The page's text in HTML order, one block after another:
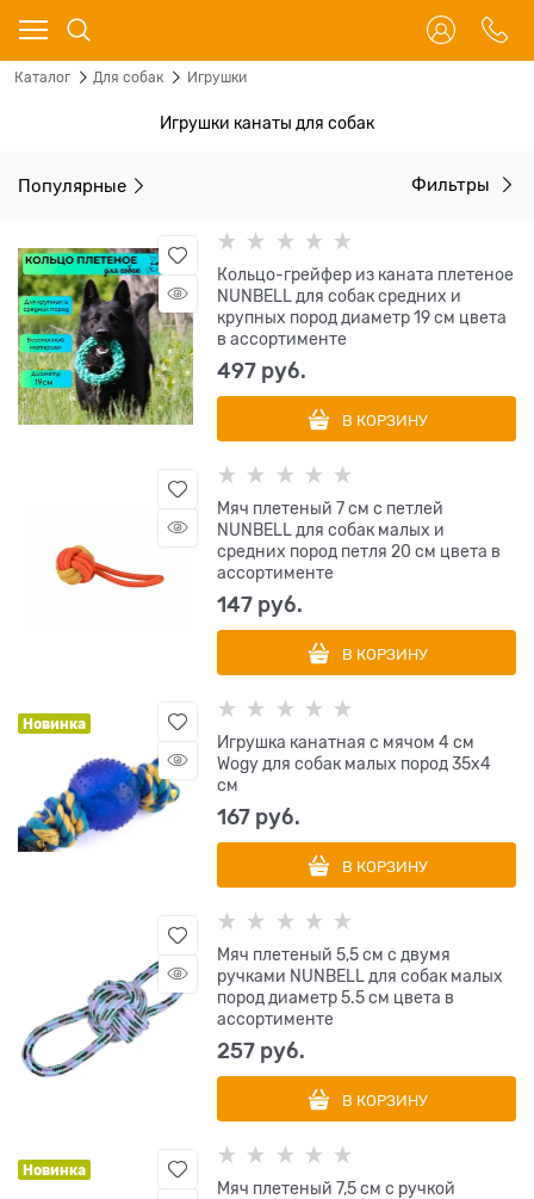
Каталог Для собак Игрушки
Игрушки канаты для собак
Популярные Фильтры
Кольцо-грейфер из каната плетеное
NUNBELL для собак средних и
крупных пород диаметр 19 см цвета
в ассортименте
497 руб.
В КОРЗИНУ
Мяч плетеный 7 см с петлей
NUNBELL для собак малых и
средних пород петля 20 см цвета в
ассортименте
147 руб.
В КОРЗИНУ
Новинка
Игрушка канатная с мячом 4 см
Wogy для собак малых пород 35х4
см
167 руб.
В КОРЗИНУ
Мяч плетеный 5,5 см с двумя
ручками NUNBELL для собак малых
пород диаметр 5.5 см цвета в
ассортименте
257 руб.
В КОРЗИНУ
Новинка
Мяч плетеный 7,5 см с ручкой